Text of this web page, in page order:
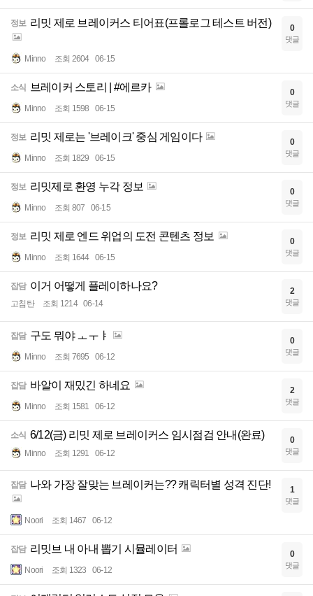
정보 리밋 제로 브레이커스 티어표(프롤로그 테스트 버전)
Minno 조회 2604 06-15
0
댓글
소식 브레이커 스토리 | #에르카
Minno 조회 1598 06-15
0
댓글
정보 리밋 제로는 '브레이크' 중심 게임이다
Minno 조회 1829 06-15
0
댓글
정보 리밋제로 환영 누각 정보
Minno 조회 807 06-15
0
댓글
정보 리밋 제로 엔드 위업의 도전 콘텐츠 정보
Minno 조회 1644 06-15
0
댓글
잡담 이거 어떻게 플레이하나요?
고침탄 조회 1214 06-14
2
댓글
잡담 구도 뭐야 ㅗㅜㅑ
Minno 조회 7695 06-12
0
댓글
잡담 바알이 재밌긴 하네요
Minno 조회 1581 06-12
2
댓글
소식 6/12(금) 리밋 제로 브레이커스 임시점검 안내(완료)
Minno 조회 1291 06-12
0
댓글
잡담 나와 가장 잘맞는 브레이커는?? 캐릭터별 성격 진단!
Noori 조회 1467 06-12
1
댓글
잡담 리밋브 내 아내 뽑기 시뮬레이터
Noori 조회 1323 06-12
0
댓글